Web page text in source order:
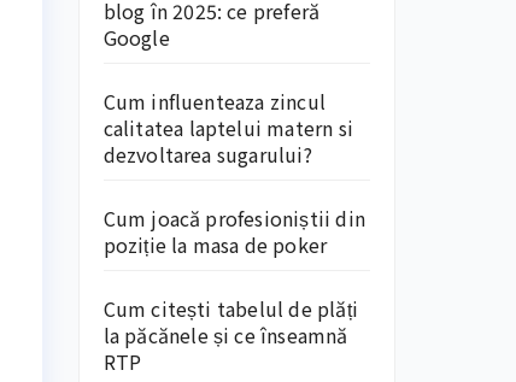
blog în 2025: ce preferă
Google
Cum influenteaza zincul
calitatea laptelui matern si
dezvoltarea sugarului?
Cum joacă profesioniștii din
poziție la masa de poker
Cum citești tabelul de plăți
la păcănele și ce înseamnă
RTP